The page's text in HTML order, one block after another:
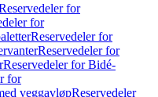
for
for
Reservedeler for
Reservedeler for
Reservedeler for Bidé-
for
veggavløpReservedeler